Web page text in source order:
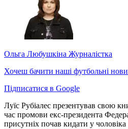
Ольга Любушкіна Журналістка
Хочеш бачити наші футбольні
Підписатися в Google
Луїс Рубіалес презентував свою
час промови екс-президента
присутніх почав кидати у чоловіка